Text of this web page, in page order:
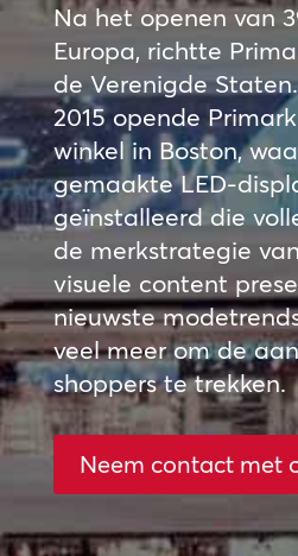
Na het openen van
Europa, richtte
de Verenigde
2015 opende
winkel in Boston,
gemaakte LED-
geïnstalleerd die
de merkstrategie
visuele content
nieuwste
veel meer om de
shoppers te trekken.
Neem contact met